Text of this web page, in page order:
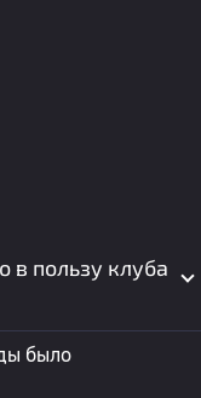
в пользу клуба
было